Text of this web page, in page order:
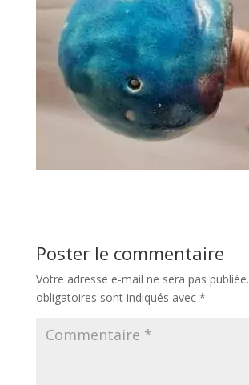
Poster le commentaire
Votre adresse e-mail ne sera pas publiée.
obligatoires sont indiqués avec *